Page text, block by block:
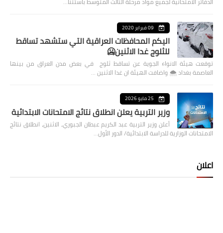
09 فبراير 2020
اليكم المحافظات العراقية التي ستشهد تساقط
للثلوج غدا الاثنين🥶
توقعت هيئة الانواء الجوية عن تساقط ثلوج في بعض مدن العراق من بينها
العاصمة بغداد ⁦🌨️⁩ واضافت الهيئة ان غدا الاثنين …
25 مايو 2026
وزير التربية يعلن انطلاق نتائج الامتحانات الابتدائية
أعلن وزير التربية عبد الكريم عبطان الجبوري، الاثنين، انطلاق نتائج
الامتحانات الوزارية للدراسة الابتدائية/ الدور الأول…
اعلان